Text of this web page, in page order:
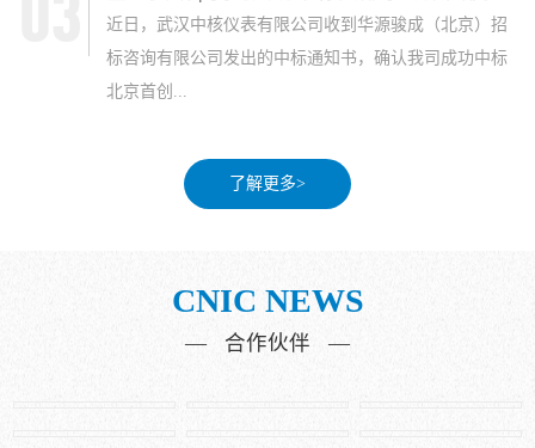
近日，武汉中核仪表有限公司收到华源骏成（北京）招
标咨询有限公司发出的中标通知书，确认我司成功中标
北京首创...
了解更多>
CNIC NEWS
— 合作伙伴 —